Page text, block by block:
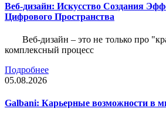
Веб-дизайн: Искусство Создания
Цифрового Пространства
Веб-дизайн – это не только про
комплексный процесс
Подробнее
05.08.2026
Galbani: Карьерные возможности в